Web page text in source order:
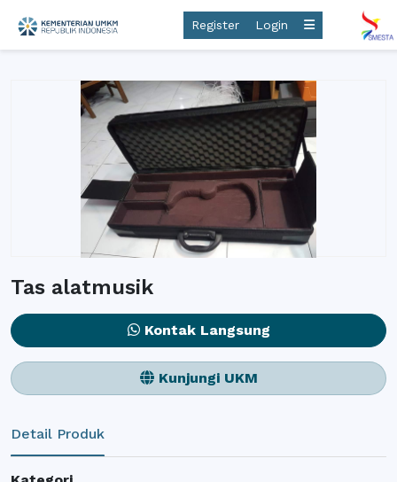
Register Login
Tas alatmusik
Kontak Langsung
Kunjungi UKM
Detail Produk